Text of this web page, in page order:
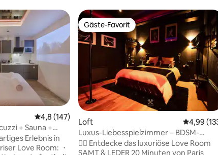
5, 251 Bewertungen
Durchschnittliche Bewertung: 4,8 von 5, 147
4,8 (147)
+ Sauna +
Erlebnis in
Love Room: ・
Gäste-Favorit
Gäste-Favorit
Loft
4,99
Luxus-Liebesspielzimmer – BDSM-
Geheimzimmer – Spa und Kino
❤️‍🔥 Entdecke das luxuriöse Love Room
SAMT & LEDER 20 Minuten von Paris